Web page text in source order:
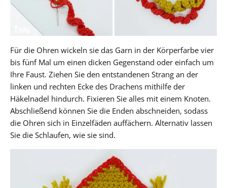
Für die Ohren wickeln sie das Garn in der Körperfarbe vier
bis fünf Mal um einen dicken Gegenstand oder einfach um
Ihre Faust. Ziehen Sie den entstandenen Strang an der
linken und rechten Ecke des Drachens mithilfe der
Häkelnadel hindurch. Fixieren Sie alles mit einem Knoten.
Abschließend können Sie die Enden abschneiden, sodass
die Ohren sich in Einzelfäden auffächern. Alternativ lassen
Sie die Schlaufen, wie sie sind.